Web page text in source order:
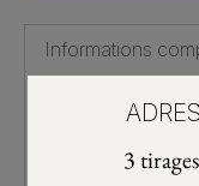
Informations
3